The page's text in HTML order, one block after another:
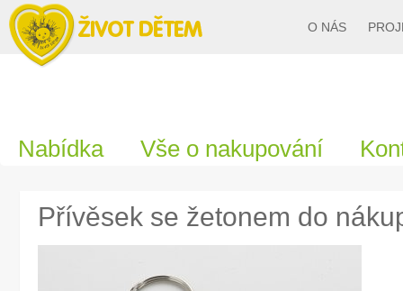
O NÁS
Nabídka Vše o nakupování
Přívěsek se žetonem do